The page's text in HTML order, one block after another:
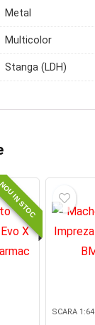
Metal
Multicolor
Stanga (LDH)
IN STOC
SCARA 1:64